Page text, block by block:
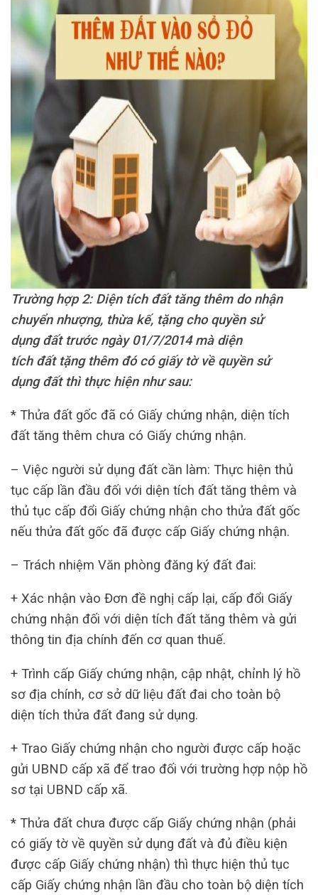
Trường hợp 2: Diện tích đất tăng thêm do nhận
chuyển nhượng, thừa kế, tặng cho quyền sử
dụng đất trước ngày 01/7/2014 mà diện
tích đất tặng thêm đó có giấy tờ về quyền sử
dụng đất thì thực hiện như sau:
* Thửa đất gốc đã có Giấy chứng nhận, diện tích
đất tăng thêm chưa có Giấy chứng nhận.
– Việc người sử dụng đất cần làm: Thực hiện thủ
tục cấp lần đầu đối với diện tích đất tăng thêm và
thủ tục cấp đổi Giấy chứng nhận cho thửa đất gốc
nếu thửa đất gốc đã được cấp Giấy chứng nhận.
– Trách nhiệm Văn phòng đăng ký đất đai:
+ Xác nhận vào Đơn đề nghị cấp lại, cấp đổi Giấy
chứng nhận đối với diện tích đất tăng thêm và gửi
thông tin địa chính đến cơ quan thuế.
+ Trình cấp Giấy chứng nhận, cập nhật, chỉnh lý hồ
sơ địa chính, cơ sở dữ liệu đất đai cho toàn bộ
diện tích thửa đất đang sử dụng.
+ Trao Giấy chứng nhận cho người được cấp hoặc
gửi UBND cấp xã để trao đối với trường hợp nộp hồ
sơ tại UBND cấp xã.
* Thửa đất chưa được cấp Giấy chứng nhận (phải
có giấy tờ về quyền sử dụng đất và đủ điều kiện
được cấp Giấy chứng nhận) thì thực hiện thủ tục
cấp Giấy chứng nhận lần đầu cho toàn bộ diện tích